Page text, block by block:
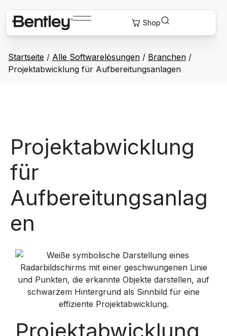
Startseite / Alle Softwarelösungen / Branchen /
Projektabwicklung für Aufbereitungsanlagen
Projektabwicklung
für
Aufbereitungsanlag
en
Projektabwicklung